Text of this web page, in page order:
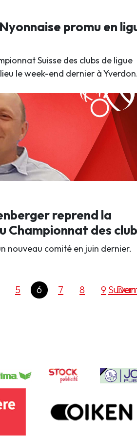
promu en
Suisse des clubs de ligue
le week-end dernier à
reprend la
Championnat des
nouveau comité en juin dernier.
5 6 7 8 9